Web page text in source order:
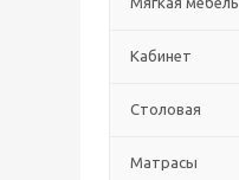
Кабинет
Столовая
Матрасы